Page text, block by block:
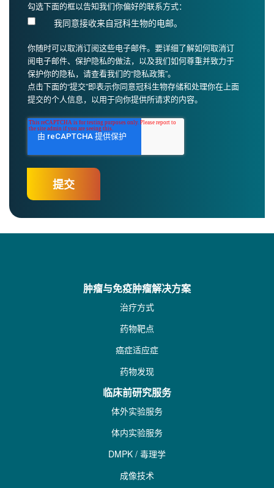
勾选下面的框以告知我们你偏好的联系方式：
我同意接收来自冠科生物的电邮。
你随时可以取消订阅这些电子邮件。要详细了解如何取消订
阅电子邮件、保护隐私的做法，以及我们如何尊重并致力于
保护你的隐私，请查看我们的“隐私政策”。
点击下面的“提交”即表示你同意冠科生物存储和处理你在上面
提交的个人信息，以用于向你提供所请求的内容。
肿瘤与免疫肿瘤解决方案
治疗方式
药物靶点
癌症适应症
药物发现
临床前研究服务
体外实验服务
体内实验服务
DMPK / 毒理学
成像技术